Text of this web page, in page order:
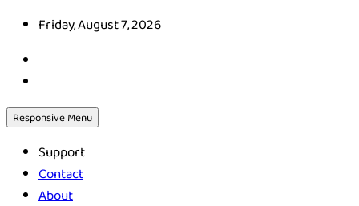
Skip
content
Friday, August 7, 2026
Responsive Menu
Support
Contact
About